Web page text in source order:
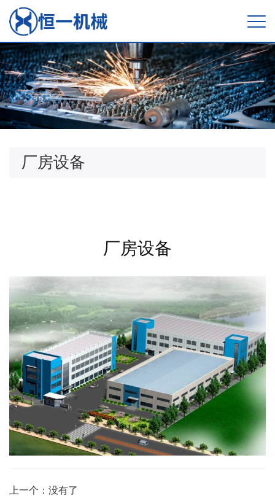
厂房设备
厂房设备
上一个：没有了